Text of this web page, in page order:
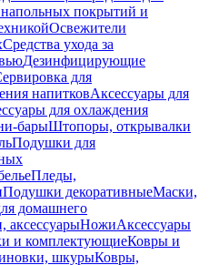
напольных покрытий и
Освежители
Средства ухода за
Дезинфицирующие
для
напитковАксессуары для
для охлаждения
барыШтопоры, открывалки
Подушки для
Пледы,
Подушки декоративныеМаски,
домашнего
аксессуарыНожиАксессуары
и комплектующиеКовры и
шкурыКовры,